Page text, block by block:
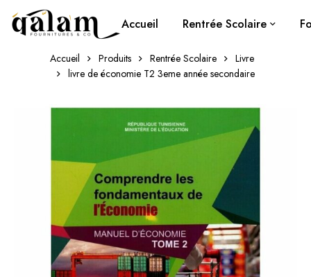
Accueil Rentrée Scolaire
Accueil Produits Rentrée Scolaire
Livre
livre de économie T2 3eme année secondaire